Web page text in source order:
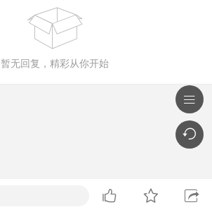

暂无回复，精彩从你开始
  

